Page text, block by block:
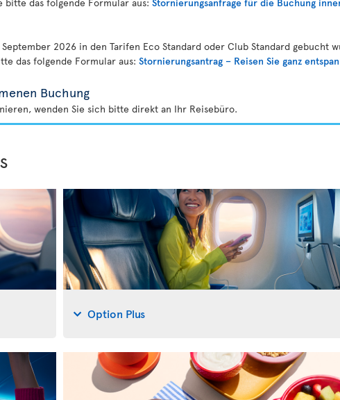
2026 in den Tarifen Eco Standard oder Club Standard gebucht
das folgende Formular aus: Stornierungsantrag – Reisen Sie ganz
Buchung
wenden Sie sich bitte direkt an Ihr Reisebüro.
Option Plus